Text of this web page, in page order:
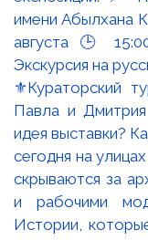
⚜️Кураторский
Павла и
идея выставки?
сегодня на
скрываются за
и рабочими
Истории,